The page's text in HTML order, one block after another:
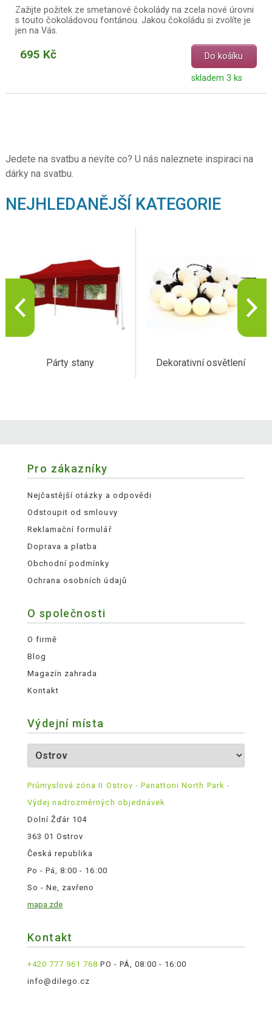
Zažijte požitek ze smetanové čokolády na zcela nové úrovni
s touto čokoládovou fontánou. Jakou čokoládu si zvolíte je
jen na Vás.
695 Kč Do košíku
skladem 3 ks
Jedete na svatbu a nevíte co? U nás naleznete inspiraci na
dárky na svatbu.
NEJHLEDANĚJŠÍ KATEGORIE
Párty stany Dekorativní osvětlení
Pro zákazníky
Nejčastější otázky a odpovědi
Odstoupit od smlouvy
Reklamační formulář
Doprava a platba
Obchodní podmínky
Ochrana osobních údajů
O společnosti
O firmě
Blog
Magazín zahrada
Kontakt
Výdejní místa
Průmyslová zóna II Ostrov - Panattoni North Park -
Výdej nadrozměrných objednávek
Dolní Žďár 104
363 01 Ostrov
Česká republika
Po - Pá, 8:00 - 16:00
So - Ne, zavřeno
mapa zde
Kontakt
+420 777 961 768 PO - PÁ, 08:00 - 16:00
info@dilego.cz